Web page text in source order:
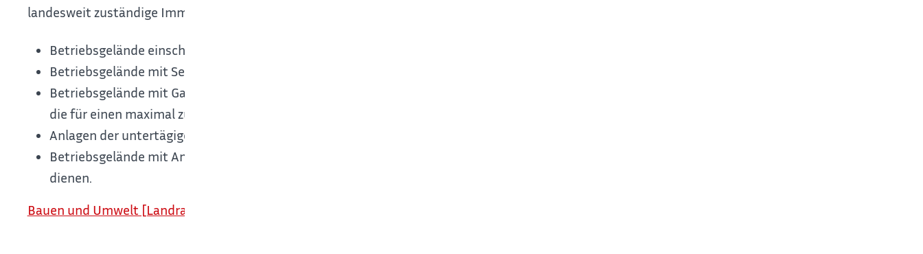
landesweit zuständige Immissionsschutzbehörde für:
Betriebsgelände einschließlich der darauf befindlichen Anlagen und Tätigkeiten, die der Bergaufsicht unterliegen,
Betriebsgelände mit Seilschwebebahnen und Standseilbahnen, die dem Personenverkehr dienen,
Betriebsgelände mit Gashochdruckleitungen, die als Energieanlagen im Sinne des Energiewirtschaftsgesetzes der Versorgung mit Gas dienen und
die für einen maximal zulässigen Betriebsdruck von mehr als 16 bar ausgelegt sind,
Anlagen der untertägigen Abfallentsorgung und
Betriebsgelände mit Anlagen, die der Herstellung, wesentlichen Erweiterung und wesentlichen Veränderung von unterirdischen Hohlräumen
dienen.
Bauen und Umwelt [Landratsamt Böblingen]